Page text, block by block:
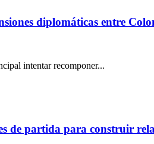
diplomáticas entre
intentar recomponer...
de partida para construir